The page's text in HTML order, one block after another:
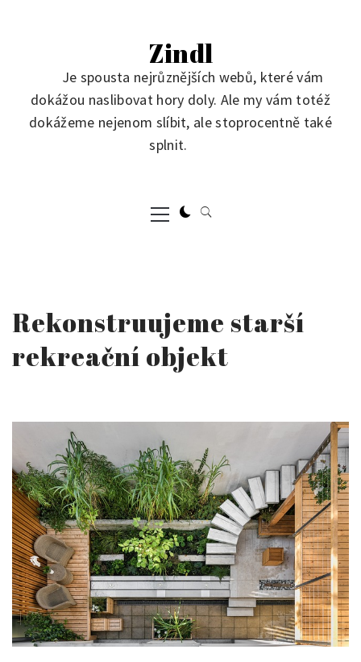
Zindl
Je spousta nejrůznějších webů, které vám
dokážou naslibovat hory doly. Ale my vám totéž
dokážeme nejenom slíbit, ale stoprocentně také
splnit.
Primary
Menu
Rekonstruujeme starší
rekreační objekt